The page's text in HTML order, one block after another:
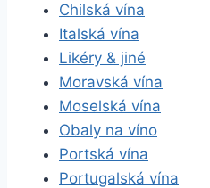
Chilská vína
Italská vína
Likéry & jiné
Moravská vína
Moselská vína
Obaly na víno
Portská vína
Portugalská vína